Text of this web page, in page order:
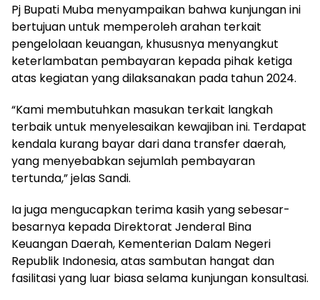
Pj Bupati Muba menyampaikan bahwa kunjungan ini
bertujuan untuk memperoleh arahan terkait
pengelolaan keuangan, khususnya menyangkut
keterlambatan pembayaran kepada pihak ketiga
atas kegiatan yang dilaksanakan pada tahun 2024.
“Kami membutuhkan masukan terkait langkah
terbaik untuk menyelesaikan kewajiban ini. Terdapat
kendala kurang bayar dari dana transfer daerah,
yang menyebabkan sejumlah pembayaran
tertunda,” jelas Sandi.
Ia juga mengucapkan terima kasih yang sebesar-
besarnya kepada Direktorat Jenderal Bina
Keuangan Daerah, Kementerian Dalam Negeri
Republik Indonesia, atas sambutan hangat dan
fasilitasi yang luar biasa selama kunjungan konsultasi.